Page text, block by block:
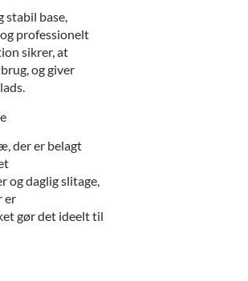
stabil base,
professionelt
sikrer, at
og giver
der er belagt
og daglig slitage,
er
gør det ideelt til